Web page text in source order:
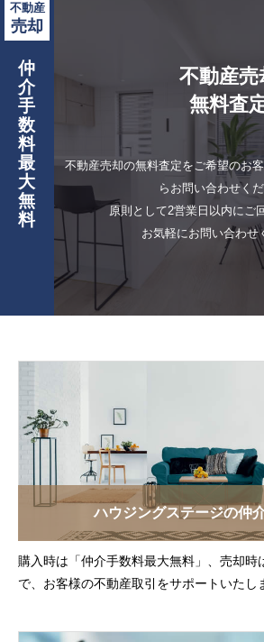
不動産売
無料査
不動産売却の無料査定をご希望のお
らお問い合わせくだ
原則として2営業日以内にご
お気軽にお問い合わせ
不動産
売却
仲
介
手
数
料
最
大
無
料
ハウジングステージの仲
購入時は「仲介手数料最大無料」、売却時
で、お客様の不動産取引をサポートいたし